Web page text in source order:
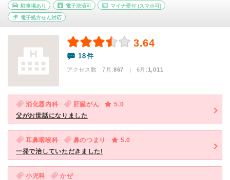
駐車場あり 電子決済可 マイナ受付 (スマホ可)
電子処方せん対応
3.64
18件
アクセス数 7月:867 | 6月:1,011
消化器内科 肝臓がん
5.0
父がお世話になりました
耳鼻咽喉科 鼻のつまり
5.0
一発で治していただきました!
小児科
かぜ